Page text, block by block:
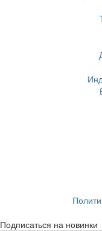
Подписаться на новинки